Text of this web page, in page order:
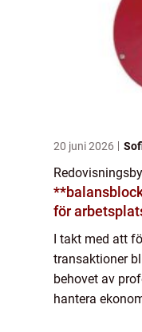
20 juni 2026
för
I takt med att
transaktioner
behovet av
hantera